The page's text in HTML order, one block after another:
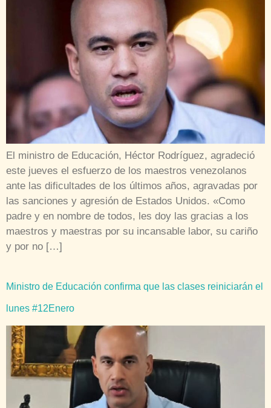
El ministro de Educación, Héctor Rodríguez, agradeció
este jueves el esfuerzo de los maestros venezolanos
ante las dificultades de los últimos años, agravadas por
las sanciones y agresión de Estados Unidos. «Como
padre y en nombre de todos, les doy las gracias a los
maestros y maestras por su incansable labor, su cariño
y por no […]
Ministro de Educación confirma que las clases reiniciarán el
lunes #12Enero